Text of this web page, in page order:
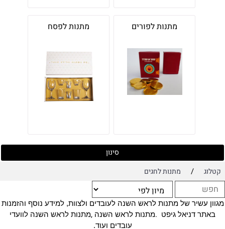
מתנות לפורים מתנות לפסח
סינון
קטלוג
/ מתנות לחגים
מגוון עשיר של מתנות לראש השנה לעובדים ולצוות, למידע נוסף והזמנות
באתר דניאל גיפט .מתנות לראש השנה ,מתנות לראש השנה לוועדי
עובדים ועוד.